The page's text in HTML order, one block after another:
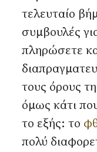
τελευταίο
συμβουλές
πληρώσετε
τους όρους
όμως κάτι
το εξής: το
πολύ